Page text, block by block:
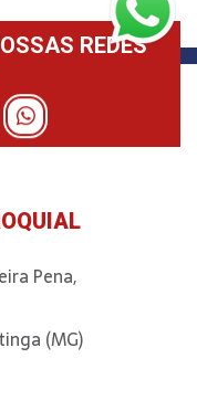
REDES
Pena,
(MG)